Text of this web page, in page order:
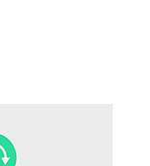
关键工具。在